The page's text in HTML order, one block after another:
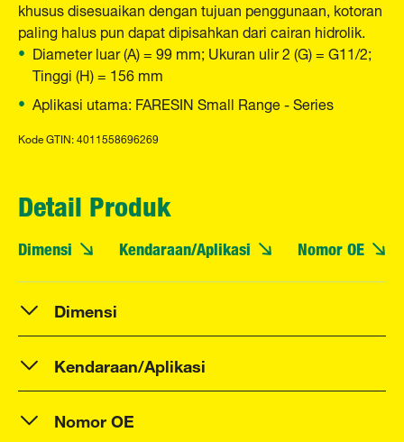
khusus disesuaikan dengan tujuan penggunaan, kotoran
paling halus pun dapat dipisahkan dari cairan hidrolik.
Diameter luar (A) = 99 mm; Ukuran ulir 2 (G) = G11/2;
Tinggi (H) = 156 mm
Aplikasi utama: FARESIN Small Range - Series
Kode GTIN: 4011558696269
Detail Produk
Dimensi Kendaraan/Aplikasi Nomor OE
Dimensi
Kendaraan/Aplikasi
Nomor OE